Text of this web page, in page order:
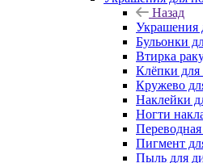
Назад
Украшения
Бульонки
Втирка
Клёпки для
Кружево
Наклейки
Ногти
Пигмент
Пыль для